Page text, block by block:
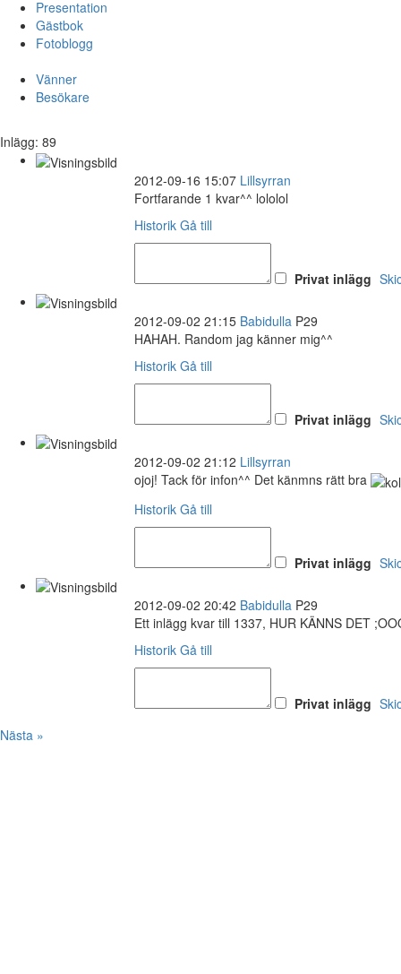
Presentation
Gästbok
Fotoblogg
Vänner
Besökare
Inlägg: 89
2012-09-16 15:07 Lillsyrran
Fortfarande 1 kvar^^ lololol
Historik Gå till
Privat inlägg
2012-09-02 21:15 Babidulla P29
HAHAH. Random jag känner mig^^
Historik Gå till
Privat inlägg
2012-09-02 21:12 Lillsyrran
ojoj! Tack för infon^^ Det känmns rätt bra
Historik Gå till
Privat inlägg
2012-09-02 20:42 Babidulla P29
Ett inlägg kvar till 1337, HUR KÄNNS DET
Historik Gå till
Privat inlägg
Nästa »